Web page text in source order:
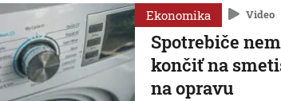
Ekonomika Video
Spotrebiče
končiť na
na opravu